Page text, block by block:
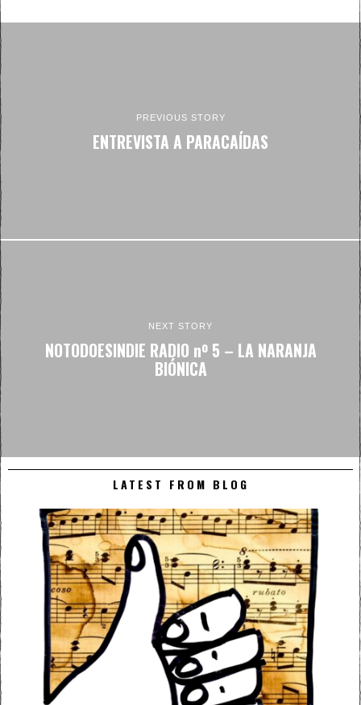
PREVIOUS STORY
ENTREVISTA A PARACAÍDAS
NEXT STORY
NOTODOESINDIE RADIO nº 5 – LA NARANJA
BIÓNICA
LATEST FROM BLOG